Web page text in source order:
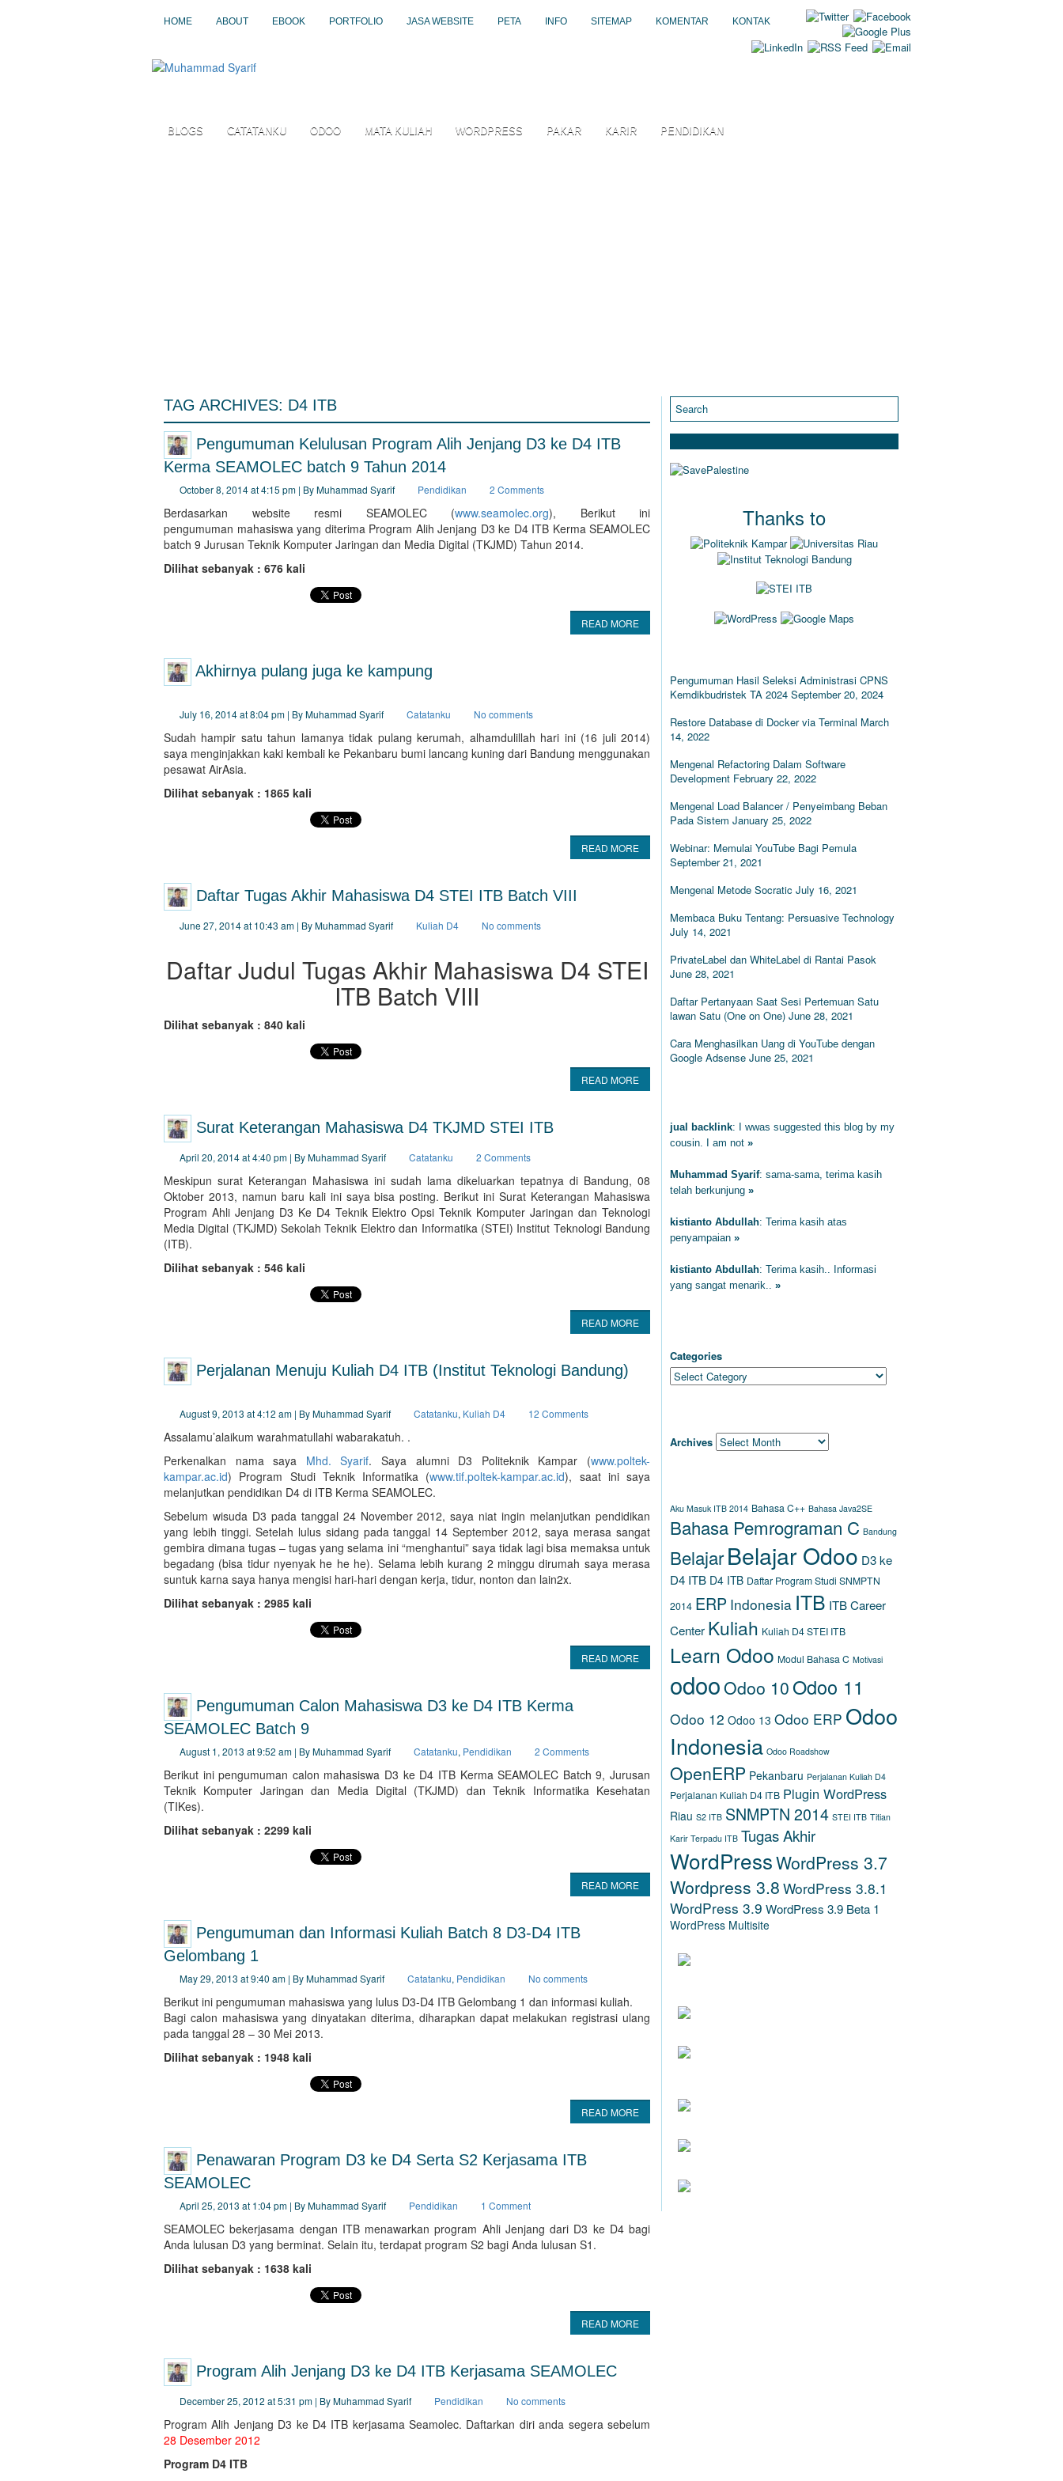
HOME ABOUT EBOOK PORTFOLIO JASA WEBSITE PETA INFO SITEMAP KOMENTAR KONTAK
BLOGS CATATANKU ODOO MATA KULIAH WORDPRESS PAKAR KARIR PENDIDIKAN
TAG ARCHIVES: D4 ITB
Pengumuman Kelulusan Program Alih Jenjang D3 ke D4 ITB
Kerma SEAMOLEC batch 9 Tahun 2014
October 8, 2014 at 4:15 pm | By Muhammad Syarif Pendidikan 2 Comments
Berdasarkan website resmi SEAMOLEC (www.seamolec.org), Berikut ini
pengumuman mahasiswa yang diterima Program Alih Jenjang D3 ke D4 ITB Kerma SEAMOLEC
batch 9 Jurusan Teknik Komputer Jaringan dan Media Digital (TKJMD) Tahun 2014.
Dilihat sebanyak : 676 kali
READ MORE
Akhirnya pulang juga ke kampung
July 16, 2014 at 8:04 pm | By Muhammad Syarif Catatanku No comments
Sudah hampir satu tahun lamanya tidak pulang kerumah, alhamdulillah hari ini (16 juli 2014)
saya menginjakkan kaki kembali ke Pekanbaru bumi lancang kuning dari Bandung menggunakan
pesawat AirAsia.
Dilihat sebanyak : 1865 kali
READ MORE
Daftar Tugas Akhir Mahasiswa D4 STEI ITB Batch VIII
June 27, 2014 at 10:43 am | By Muhammad Syarif Kuliah D4 No comments
Daftar Judul Tugas Akhir Mahasiswa D4 STEI
ITB Batch VIII
Dilihat sebanyak : 840 kali
READ MORE
Surat Keterangan Mahasiswa D4 TKJMD STEI ITB
April 20, 2014 at 4:40 pm | By Muhammad Syarif Catatanku 2 Comments
Meskipun surat Keterangan Mahasiswa ini sudah lama dikeluarkan tepatnya di Bandung, 08
Oktober 2013, namun baru kali ini saya bisa posting. Berikut ini Surat Keterangan Mahasiswa
Program Ahli Jenjang D3 Ke D4 Teknik Elektro Opsi Teknik Komputer Jaringan dan Teknologi
Media Digital (TKJMD) Sekolah Teknik Elektro dan Informatika (STEI) Institut Teknologi Bandung
(ITB).
Dilihat sebanyak : 546 kali
READ MORE
Perjalanan Menuju Kuliah D4 ITB (Institut Teknologi Bandung)
August 9, 2013 at 4:12 am | By Muhammad Syarif Catatanku, Kuliah D4 12 Comments
Assalamu’alaikum warahmatullahi wabarakatuh. .
Perkenalkan nama saya Mhd. Syarif. Saya alumni D3 Politeknik Kampar (www.poltek-
kampar.ac.id) Program Studi Teknik Informatika (www.tif.poltek-kampar.ac.id), saat ini saya
melanjutkan pendidikan D4 di ITB Kerma SEAMOLEC.
Sebelum wisuda D3 pada tanggal 24 November 2012, saya niat ingin melanjutkan pendidikan
yang lebih tinggi. Setelah lulus sidang pada tanggal 14 September 2012, saya merasa sangat
gembira dimana tugas – tugas yang selama ini “menghantui” saya tidak lagi bisa memaksa untuk
begadang (bisa tidur nyenyak he he he). Selama lebih kurang 2 minggu dirumah saya merasa
suntuk karna saya hanya mengisi hari-hari dengan kerja, tidur, nonton dan lain2x.
Dilihat sebanyak : 2985 kali
READ MORE
Pengumuman Calon Mahasiswa D3 ke D4 ITB Kerma
SEAMOLEC Batch 9
August 1, 2013 at 9:52 am | By Muhammad Syarif Catatanku, Pendidikan 2 Comments
Berikut ini pengumuman calon mahasiswa D3 ke D4 ITB Kerma SEAMOLEC Batch 9, Jurusan
Teknik Komputer Jaringan dan Media Digital (TKJMD) dan Teknik Informatika Kesehatan
(TIKes).
Dilihat sebanyak : 2299 kali
READ MORE
Pengumuman dan Informasi Kuliah Batch 8 D3-D4 ITB
Gelombang 1
May 29, 2013 at 9:40 am | By Muhammad Syarif Catatanku, Pendidikan No comments
Berikut ini pengumuman mahasiswa yang lulus D3-D4 ITB Gelombang 1 dan informasi kuliah.
Bagi calon mahasiswa yang dinyatakan diterima, diharapkan dapat melakukan registrasi ulang
pada tanggal 28 – 30 Mei 2013.
Dilihat sebanyak : 1948 kali
READ MORE
Penawaran Program D3 ke D4 Serta S2 Kerjasama ITB
SEAMOLEC
April 25, 2013 at 1:04 pm | By Muhammad Syarif Pendidikan 1 Comment
SEAMOLEC bekerjasama dengan ITB menawarkan program Ahli Jenjang dari D3 ke D4 bagi
Anda lulusan D3 yang berminat. Selain itu, terdapat program S2 bagi Anda lulusan S1.
Dilihat sebanyak : 1638 kali
READ MORE
Program Alih Jenjang D3 ke D4 ITB Kerjasama SEAMOLEC
December 25, 2012 at 5:31 pm | By Muhammad Syarif Pendidikan No comments
Program Alih Jenjang D3 ke D4 ITB kerjasama Seamolec. Daftarkan diri anda segera sebelum
28 Desember 2012
Program D4 ITB
Thanks to
Pengumuman Hasil Seleksi Administrasi CPNS
Kemdikbudristek TA 2024 September 20, 2024
Restore Database di Docker via Terminal March
14, 2022
Mengenal Refactoring Dalam Software
Development February 22, 2022
Mengenal Load Balancer / Penyeimbang Beban
Pada Sistem January 25, 2022
Webinar: Memulai YouTube Bagi Pemula
September 21, 2021
Mengenal Metode Socratic July 16, 2021
Membaca Buku Tentang: Persuasive Technology
July 14, 2021
PrivateLabel dan WhiteLabel di Rantai Pasok
June 28, 2021
Daftar Pertanyaan Saat Sesi Pertemuan Satu
lawan Satu (One on One) June 28, 2021
Cara Menghasilkan Uang di YouTube dengan
Google Adsense June 25, 2021
jual backlink: Ӏ wwas suggested this blog ƅy my
cousin. I am not »
Muhammad Syarif: sama-sama, terima kasih
telah berkunjung »
kistianto Abdullah: Terima kasih atas
penyampaian »
kistianto Abdullah: Terima kasih.. Informasi
yang sangat menarik.. »
Categories
Archives
Aku Masuk ITB 2014 Bahasa C++ Bahasa Java2SE
Bahasa Pemrograman C Bandung
BelajarBelajar Odoo D3 ke
D4 ITB D4 ITB Daftar Program Studi SNMPTN
2014 ERP Indonesia ITB ITB Career
Center Kuliah Kuliah D4 STEI ITB
Learn Odoo Modul Bahasa C Motivasi
odooOdoo 10 Odoo 11
Odoo 12 Odoo 13 Odoo ERP Odoo
Indonesia Odoo Roadshow
OpenERP Pekanbaru Perjalanan Kuliah D4
Perjalanan Kuliah D4 ITB Plugin WordPress
Riau S2 ITB SNMPTN 2014 STEI ITB Titian
Karir Terpadu ITB Tugas Akhir
WordPressWordPress 3.7
Wordpress 3.8 WordPress 3.8.1
WordPress 3.9 WordPress 3.9 Beta 1
WordPress Multisite